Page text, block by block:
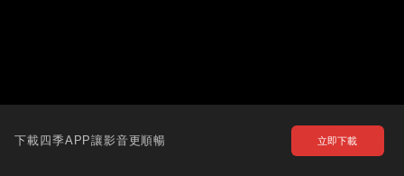
下載四季APP讓影音更順暢 立即下載